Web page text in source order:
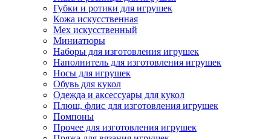
Губки и ротики для игрушек
Кожа искусственная
Мех искусственный
Миниатюры
Наборы для изготовления игрушек
Наполнитель для изготовления игрушек
Носы для игрушек
Обувь для кукол
Одежда и аксессуары для кукол
Плюш, флис для изготовления игрушек
Помпоны
Прочее для изготовления игрушек